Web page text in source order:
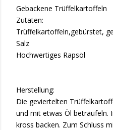
Gebackene Trüffelkartoffeln
Zutaten:
Trüffelkartoffeln,gebürstet,
Salz
Hochwertiges Rapsöl
Herstellung:
Die geviertelten
und mit etwas Öl beträufeln.
kross backen. Zum Schluss